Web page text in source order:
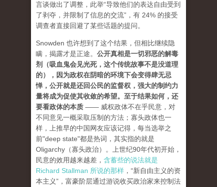
言谈做出了调整，此举“导致他们的表达自由受到
了剥夺，并限制了信息的交流”，有 24% 的接受
调查者直接回避了某些话题的提问。
Snowden 也许想到了这个结果，但相比继续隐
瞒，揭露才是正途。 公开真相是一切邪恶的解毒
剂（吸血鬼会见光死，这个传统故事不是没道理
的），因为政权在阴暗的环境下会变得肆无忌
惮，公开就是还回公民的监督权，强大的制约力
量将成为促使其收敛的希望。至于结果如何，还
要看政体的本质 —— 威权政体不在乎民意，对
不同意见一概采取压制的方法；寡头政体也一
样，上推早的中国网友应该记得，每当选举之
前"deep state"都是热词，其实指的就是
Oligarchy（寡头政治）。上世纪90年代初开始，
民意的效用越来越差， 含蓄些的说法就是
Richard Stallman 所说的那样 ，“新自由主义的资
本主义”，富豪阶层通过游说收买政治家来控制法